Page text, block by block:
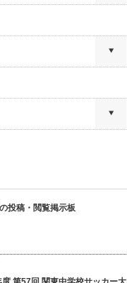
投稿・閲覧掲示板